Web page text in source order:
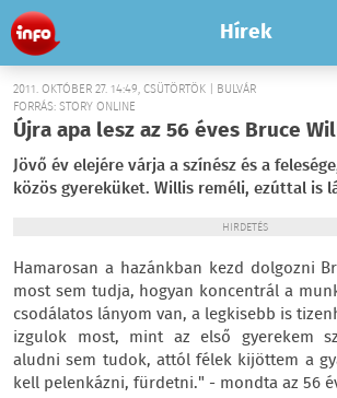
Hírek
2011. OKTÓBER 27. 14:49, CSÜTÖRTÖK | BULVÁR
FORRÁS: STORY ONLINE
Újra apa lesz az 56 éves Bruce
Jövő év elejére várja a színész és a
közös gyereküket. Willis reméli, ezúttal is
HIRDETÉS
Hamarosan a hazánkban kezd dolgozni
most sem tudja, hogyan koncentrál a
csodálatos lányom van, a legkisebb is
izgulok most, mint az első gyerekem
aludni sem tudok, attól félek kijöttem a
kell pelenkázni, fürdetni." - mondta az 56